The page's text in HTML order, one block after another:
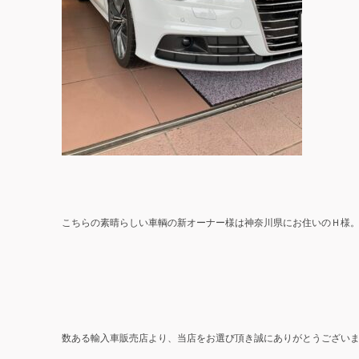
こちらの素晴らしい車輌の新オーナー様は神奈川県にお住いのＨ様。
数ある輸入車販売店より、当店をお選び頂き誠にありがとうございま